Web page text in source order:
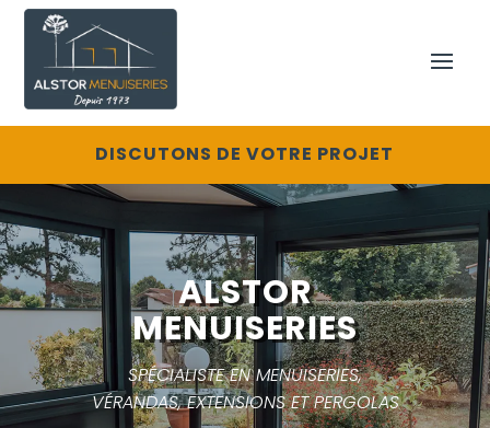
DISCUTONS DE VOTRE PROJET
ALSTOR
MENUISERIES
SPÉCIALISTE EN MENUISERIES,
VÉRANDAS, EXTENSIONS ET PERGOLAS